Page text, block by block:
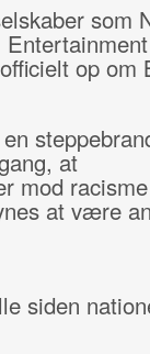
som
op om
at
mod
at være
siden